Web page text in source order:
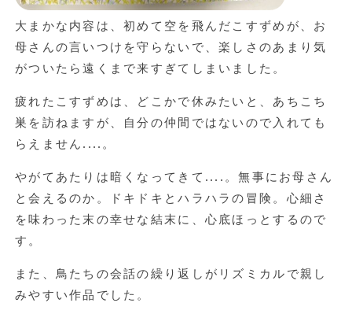
大まかな内容は、初めて空を飛んだこすずめが、お
母さんの言いつけを守らないで、楽しさのあまり気
がついたら遠くまで来すぎてしまいました。
疲れたこすずめは、どこかで休みたいと、あちこち
巣を訪ねますが、自分の仲間ではないので入れても
らえません....。
やがてあたりは暗くなってきて....。無事にお母さん
と会えるのか。ドキドキとハラハラの冒険。心細さ
を味わった末の幸せな結末に、心底ほっとするので
す。
また、鳥たちの会話の繰り返しがリズミカルで親し
みやすい作品でした。